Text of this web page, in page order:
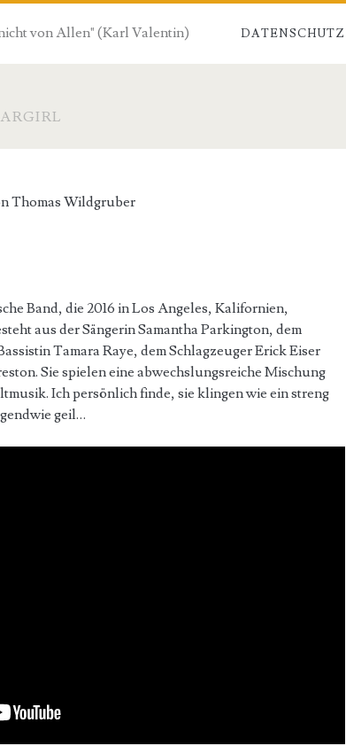
von Allen" (Karl Valentin) DATENSCHUTZ
Thomas Wildgruber
Band, die 2016 in Los Angeles, Kalifornien,
aus der Sängerin Samantha Parkington, dem
Tamara Raye, dem Schlagzeuger Erick Eiser
Sie spielen eine abwechslungsreiche Mischung
Ich persönlich finde, sie klingen wie ein streng
geil…